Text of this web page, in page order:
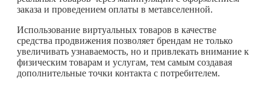
заказа и проведением оплаты в метавселенной.
Использование виртуальных товаров в качестве
средства продвижения позволяет брендам не только
увеличивать узнаваемость, но и привлекать внимание к
физическим товарам и услугам, тем самым создавая
дополнительные точки контакта с потребителем.